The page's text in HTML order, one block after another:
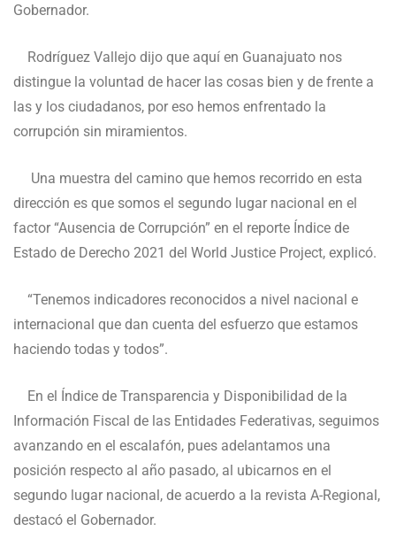
Gobernador.
Rodríguez Vallejo dijo que aquí en Guanajuato nos
distingue la voluntad de hacer las cosas bien y de frente a
las y los ciudadanos, por eso hemos enfrentado la
corrupción sin miramientos.
Una muestra del camino que hemos recorrido en esta
dirección es que somos el segundo lugar nacional en el
factor “Ausencia de Corrupción” en el reporte Índice de
Estado de Derecho 2021 del World Justice Project, explicó.
“Tenemos indicadores reconocidos a nivel nacional e
internacional que dan cuenta del esfuerzo que estamos
haciendo todas y todos”.
En el Índice de Transparencia y Disponibilidad de la
Información Fiscal de las Entidades Federativas, seguimos
avanzando en el escalafón, pues adelantamos una
posición respecto al año pasado, al ubicarnos en el
segundo lugar nacional, de acuerdo a la revista A-Regional,
destacó el Gobernador.